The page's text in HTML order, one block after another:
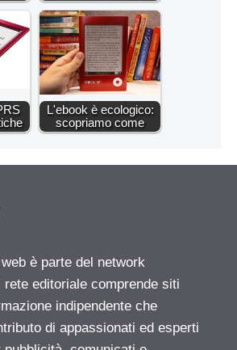
L'ebook è ecologico:
scopriamo come
web è parte del network
rete editoriale comprende siti
indipendente che
di appassionati ed esperti